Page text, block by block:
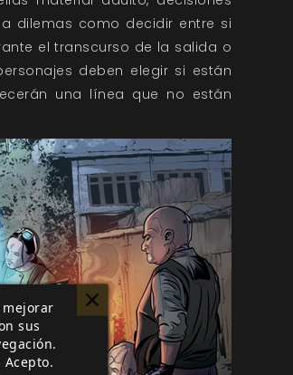
dilemas como decidir entre si
el transcurso de la salida o
deben elegir si están
una línea que no están
sus